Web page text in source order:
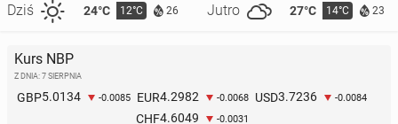
Dziś 24°C 12°C 26 Jutro 27°C 14°C 23
Kurs NBP
Z DNIA: 7 SIERPNIA
GBP5.0134 -0.0085 EUR4.2982 -0.0068 USD3.7236 -0.0084
CHF4.6049 -0.0031